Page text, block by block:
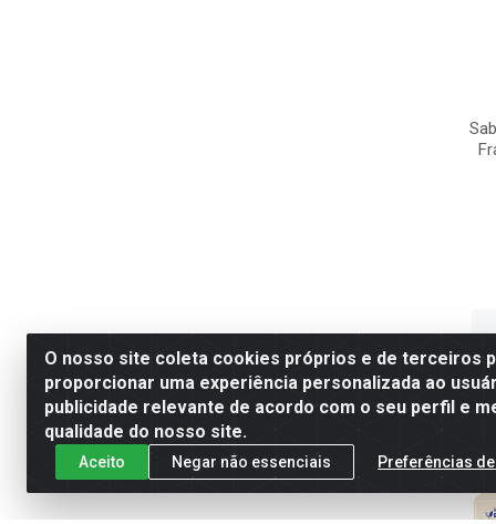
O nosso site coleta cookies próprios e de terceiros
proporcionar uma experiência personalizada ao
publicidade relevante de acordo com o seu perfil e
qualidade do nosso site.
Aceito Negar não essenciais Preferências